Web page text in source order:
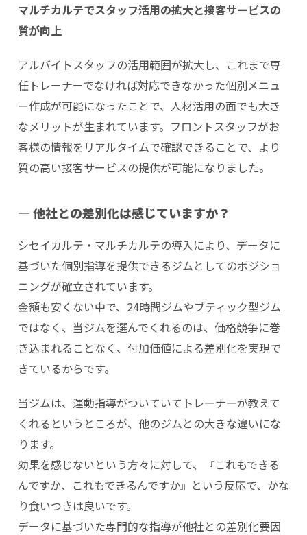
マルチカルテでスタッフ活用の拡大と接客サービスの
質が向上
アルバイトスタッフの活用範囲が拡大し、これまで専
任トレーナーでなければ対応できなかった個別メニュ
ー作成が可能になったことで、人材活用の面でも大き
なメリットが生まれています。フロントスタッフがお
客様の情報をリアルタイムで確認できることで、より
質の高い接客サービスの提供が可能になりました。
― 他社との差別化は感じていますか？
シセイカルテ・マルチカルテの導入により、データに
基づいた個別指導を提供できるジムとしてのポジショ
ニングが確立されています。
金額も安くない中で、24時間ジムやブティック型ジム
ではなく、当ジムを選んでくれるのは、価格競争に巻
き込まれることなく、付加価値による差別化を実現で
きているからです。
当ジムは、運動指導がついていてトレーナーが教えて
くれるというところが、他のジムとの大きな違いにな
ります。
効果を感じないという方々に対して、『これもできる
んですか、これもできるんですか』という反応で、かな
り食いつきは良いです。
データに基づいた専門的な指導が他社との差別化要因